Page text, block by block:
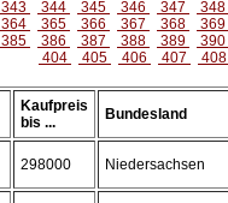
343 344 345 346 347 348
364 365 366 367 368 369
385 386 387 388 389 390
404
405 406 407 408
Kaufpreis
bis ...
Bundesland
298000 Niedersachsen